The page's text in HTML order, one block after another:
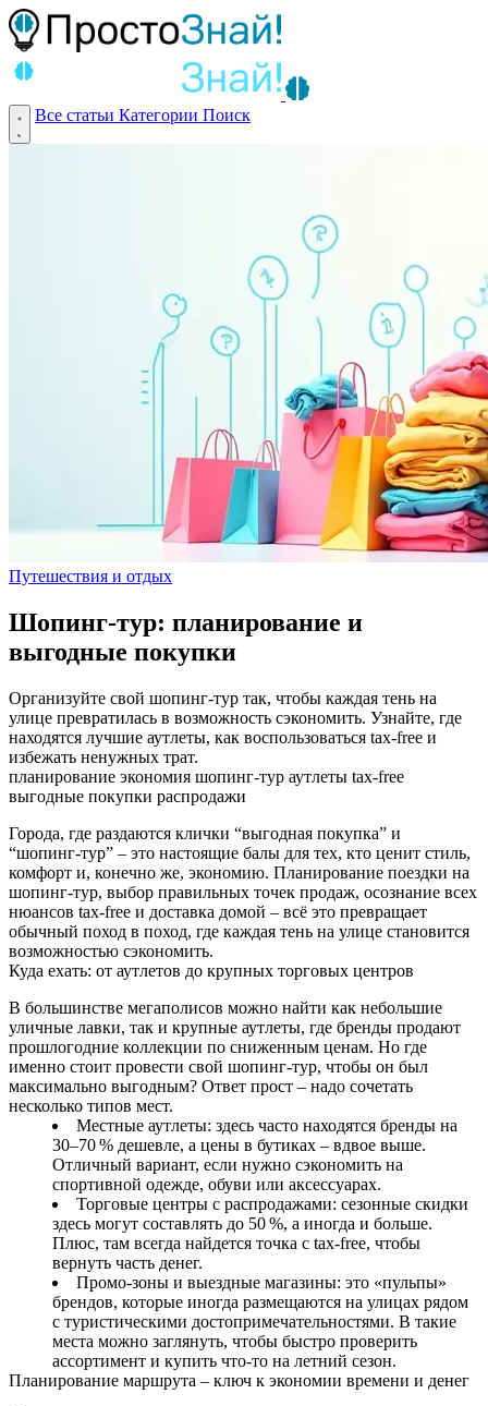
Все статьи Категории Поиск
Путешествия и отдых
Шопинг-тур: планирование и
выгодные покупки
Организуйте свой шопинг-тур так, чтобы каждая тень на
улице превратилась в возможность сэкономить. Узнайте, где
находятся лучшие аутлеты, как воспользоваться tax-free и
избежать ненужных трат.
планирование экономия шопинг-тур аутлеты tax-free
выгодные покупки распродажи
Города, где раздаются клички “выгодная покупка” и
“шопинг‑тур” – это настоящие балы для тех, кто ценит стиль,
комфорт и, конечно же, экономию. Планирование поездки на
шопинг‑тур, выбор правильных точек продаж, осознание всех
нюансов tax‑free и доставка домой – всё это превращает
обычный поход в поход, где каждая тень на улице становится
возможностью сэкономить.
Куда ехать: от аутлетов до крупных торговых центров
В большинстве мегаполисов можно найти как небольшие
уличные лавки, так и крупные аутлеты, где бренды продают
прошлогодние коллекции по сниженным ценам. Но где
именно стоит провести свой шопинг‑тур, чтобы он был
максимально выгодным? Ответ прост – надо сочетать
несколько типов мест.
Местные аутлеты: здесь часто находятся бренды на
30–70 % дешевле, а цены в бутиках – вдвое выше.
Отличный вариант, если нужно сэкономить на
спортивной одежде, обуви или аксессуарах.
Торговые центры с распродажами: сезонные скидки
здесь могут составлять до 50 %, а иногда и больше.
Плюс, там всегда найдется точка с tax‑free, чтобы
вернуть часть денег.
Промо‑зоны и выездные магазины: это «пульпы»
брендов, которые иногда размещаются на улицах рядом
с туристическими достопримечательностями. В такие
места можно заглянуть, чтобы быстро проверить
ассортимент и купить что-то на летний сезон.
Планирование маршрута – ключ к экономии времени и денег